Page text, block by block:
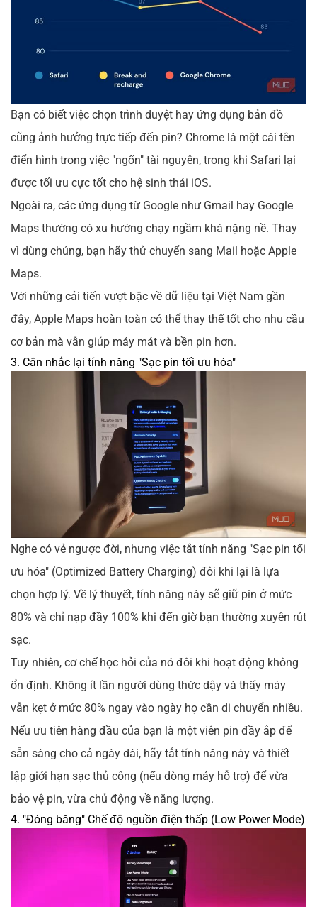
Bạn có biết việc chọn trình duyệt hay ứng dụng bản đồ
cũng ảnh hưởng trực tiếp đến pin? Chrome là một cái tên
điển hình trong việc "ngốn" tài nguyên, trong khi Safari lại
được tối ưu cực tốt cho hệ sinh thái iOS.
Ngoài ra, các ứng dụng từ Google như Gmail hay Google
Maps thường có xu hướng chạy ngầm khá nặng nề. Thay
vì dùng chúng, bạn hãy thử chuyển sang Mail hoặc Apple
Maps.
Với những cải tiến vượt bậc về dữ liệu tại Việt Nam gần
đây, Apple Maps hoàn toàn có thể thay thế tốt cho nhu cầu
cơ bản mà vẫn giúp máy mát và bền pin hơn.
3. Cân nhắc lại tính năng "Sạc pin tối ưu hóa"
Nghe có vẻ ngược đời, nhưng việc tắt tính năng "Sạc pin tối
ưu hóa" (Optimized Battery Charging) đôi khi lại là lựa
chọn hợp lý. Về lý thuyết, tính năng này sẽ giữ pin ở mức
80% và chỉ nạp đầy 100% khi đến giờ bạn thường xuyên rút
sạc.
Tuy nhiên, cơ chế học hỏi của nó đôi khi hoạt động không
ổn định. Không ít lần người dùng thức dậy và thấy máy
vẫn kẹt ở mức 80% ngay vào ngày họ cần di chuyển nhiều.
Nếu ưu tiên hàng đầu của bạn là một viên pin đầy ắp để
sẵn sàng cho cả ngày dài, hãy tắt tính năng này và thiết
lập giới hạn sạc thủ công (nếu dòng máy hỗ trợ) để vừa
bảo vệ pin, vừa chủ động về năng lượng.
4. "Đóng băng" Chế độ nguồn điện thấp (Low Power Mode)